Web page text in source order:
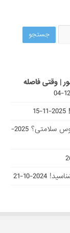
| وقتی فاصله
2025-11-15
سلامتی؟
2025-
2024-10-21